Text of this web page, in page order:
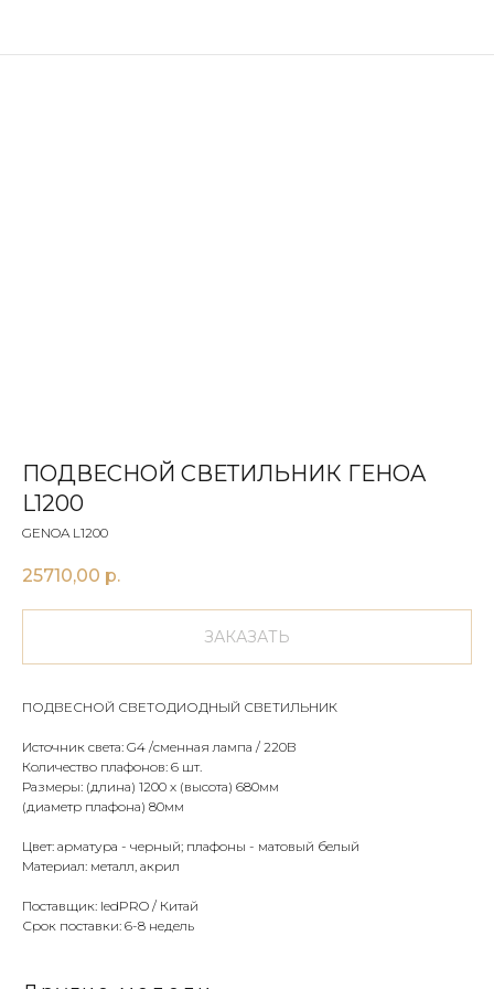
ПОДВЕСНОЙ СВЕТИЛЬНИК ГЕНOA
L1200
GENOA L1200
25710,00 р.
ЗАКАЗАТЬ
ПОДВЕСНОЙ СВЕТОДИОДНЫЙ СВЕТИЛЬНИК
Источник света: G4 /сменная лампа / 220В
Количество плафонов: 6 шт.
Размеры: (длина) 1200 х (высота) 680мм
(диаметр плафона) 80мм
Цвет: арматура - черный; плафоны - матовый белый
Материал: металл, акрил
Поставщик: ledPRO / Китай
Срок поставки: 6-8 недель